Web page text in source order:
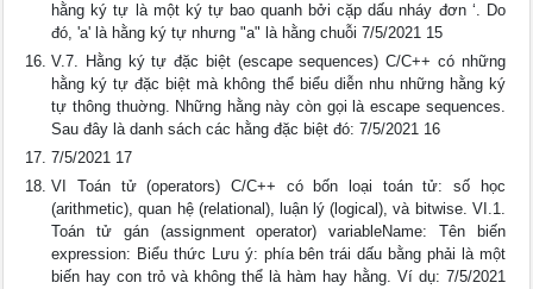
hằng ký tự là một ký tự bao quanh bởi cặp dấu nháy đơn ‘. Do
đó, 'a' là hằng ký tự nhưng "a" là hằng chuỗi 7/5/2021 15
V.7. Hằng ký tự đặc biệt (escape sequences) C/C++ có những
hằng ký tự đặc biệt mà không thể biểu diễn nhu những hằng ký
tự thông thuờng. Những hằng này còn gọi là escape sequences.
Sau đây là danh sách các hằng đặc biệt đó: 7/5/2021 16
7/5/2021 17
VI Toán tử (operators) C/C++ có bốn loại toán tử: số học
(arithmetic), quan hệ (relational), luận lý (logical), và bitwise. VI.1.
Toán tử gán (assignment operator) variableName: Tên biến
expression: Biểu thức Lưu ý: phía bên trái dấu bằng phải là một
biến hay con trỏ và không thể là hàm hay hằng. Ví dụ: 7/5/2021